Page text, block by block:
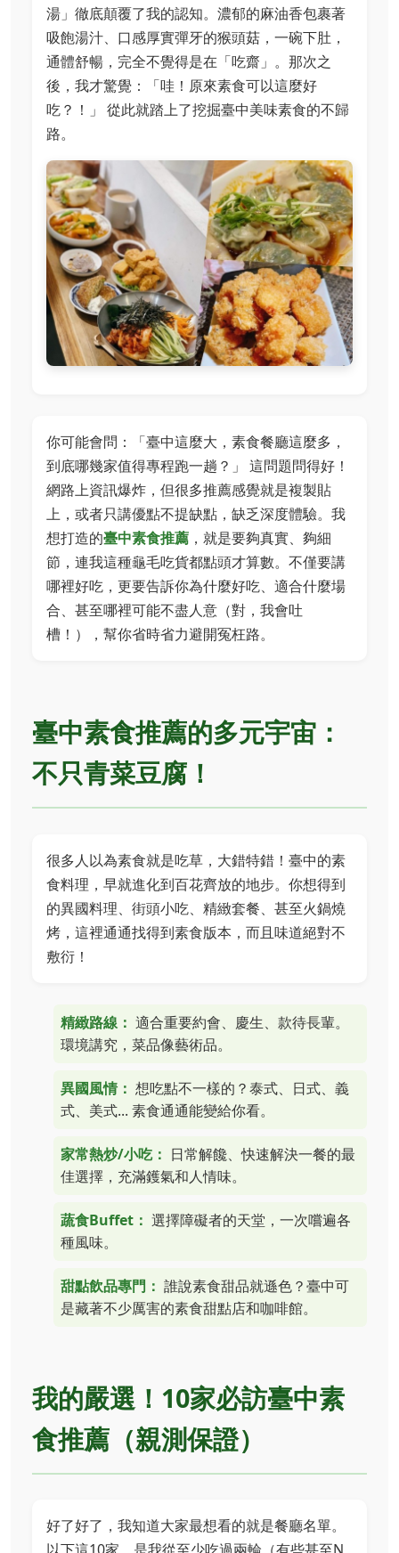
湯」徹底顛覆了我的認知。濃郁的麻油香包裹著
吸飽湯汁、口感厚實彈牙的猴頭菇，一碗下肚，
通體舒暢，完全不覺得是在「吃齋」。那次之
後，我才驚覺：「哇！原來素食可以這麼好
吃？！」 從此就踏上了挖掘臺中美味素食的不歸
路。
你可能會問：「臺中這麼大，素食餐廳這麼多，
到底哪幾家值得專程跑一趟？」 這問題問得好！
網路上資訊爆炸，但很多推薦感覺就是複製貼
上，或者只講優點不提缺點，缺乏深度體驗。我
想打造的臺中素食推薦 ，就是要夠真實、夠細
節，連我這種龜毛吃貨都點頭才算數。不僅要講
哪裡好吃，更要告訴你為什麼好吃、適合什麼場
合、甚至哪裡可能不盡人意（對，我會吐
槽！），幫你省時省力避開冤枉路。
臺中素食推薦的多元宇宙：
不只青菜豆腐！
很多人以為素食就是吃草，大錯特錯！臺中的素
食料理，早就進化到百花齊放的地步。你想得到
的異國料理、街頭小吃、精緻套餐、甚至火鍋燒
烤，這裡通通找得到素食版本，而且味道絕對不
敷衍！
精緻路線： 適合重要約會、慶生、款待長輩。
環境講究，菜品像藝術品。
異國風情： 想吃點不一樣的？泰式、日式、義
式、美式... 素食通通能變給你看。
家常熱炒/小吃： 日常解饞、快速解決一餐的最
佳選擇，充滿鑊氣和人情味。
蔬食Buffet： 選擇障礙者的天堂，一次嚐遍各
種風味。
甜點飲品專門： 誰說素食甜品就遜色？臺中可
是藏著不少厲害的素食甜點店和咖啡館。
我的嚴選！10家必訪臺中素
食推薦（親測保證）
好了好了，我知道大家最想看的就是餐廳名單。